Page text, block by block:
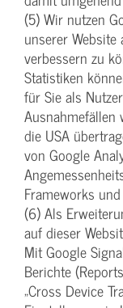
(5) Wir nutzen
unserer
verbessern zu
Statistiken
für Sie als
Ausnahmefällen
die USA
von Google
Frameworks
(6) Als
auf dieser
Mit Google
Berichte
„Cross Device